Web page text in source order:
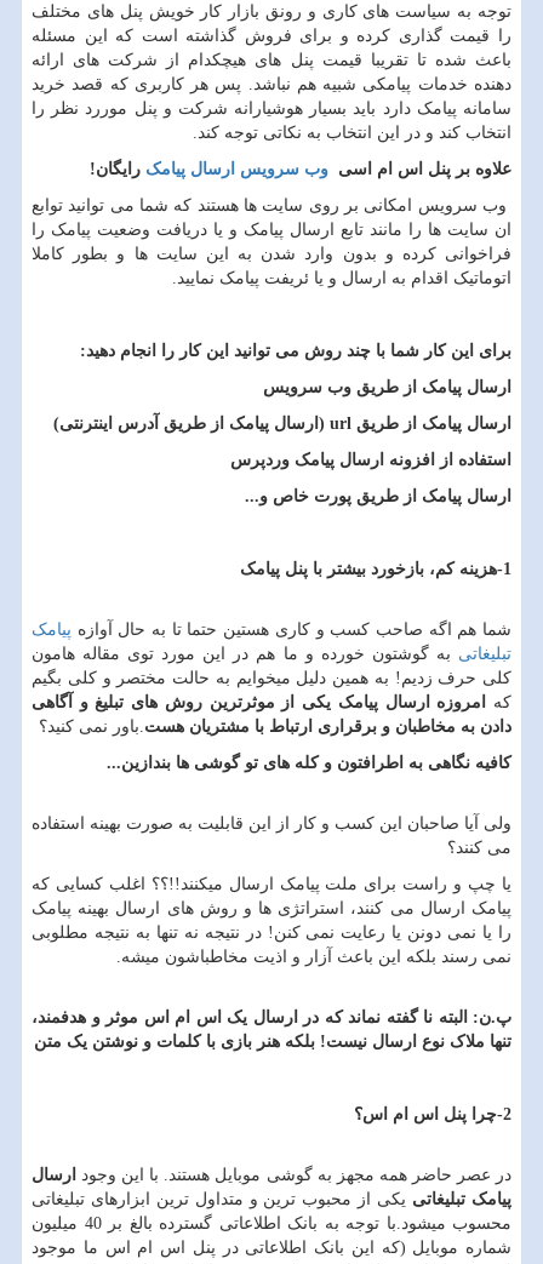
توجه به سیاست های کاری و رونق بازار کار خویش پنل های مختلف
را قیمت گذاری کرده و برای فروش گذاشته است که این مسئله
باعث شده تا تقریبا قیمت پنل های هیچکدام از شرکت های ارائه
دهنده خدمات پیامکی شبیه هم نباشد. پس هر کاربری که قصد خرید
سامانه پیامک دارد باید بسیار هوشیارانه شرکت و پنل موررد نظر را
انتخاب کند و در این انتخاب به نکاتی توجه کند.
علاوه بر پنل اس ام اسی وب سرویس ارسال پیامک رایگان!
وب سرویس امکانی بر روی سایت ها هستند که شما می توانید توابع
ان سایت ها را مانند تابع ارسال پیامک و یا دریافت وضعیت پیامک را
فراخوانی کرده و بدون وارد شدن به این سایت ها و بطور کاملا
اتوماتیک اقدام به ارسال و یا ئریفت پیامک نمایید.
برای این کار شما با چند روش می توانید این کار را انجام دهید:
ارسال پیامک از طریق وب سرویس
ارسال پیامک از طریق url (ارسال پیامک از طریق آدرس اینترنتی)
استفاده از افزونه ارسال پیامک وردپرس
ارسال پیامک از طریق پورت خاص و...
1-هزینه کم ، بازخورد بیشتر با پنل پیامک
شما هم اگه صاحب کسب و کاری هستین حتما تا به حال آوازه پیامک
تبلیغاتی به گوشتون خورده و ما هم در این مورد توی مقاله هامون
کلی حرف زدیم! به همین دلیل میخوایم به حالت مختصر و کلی بگیم
که
امروزه ارسال پیامک یکی از موثرترین روش های تبلیغ و آگاهی
دادن به مخاطبان و برقراری ارتباط با مشتریان هست .باور نمی کنید؟
کافیه نگاهی به اطرافتون و کله های تو گوشی ها بندازین...
ولی آیا صاحبان این کسب و کار از این قابلیت به صورت بهینه استفاده
می کنند؟
یا چپ و راست برای ملت پیامک ارسال میکنند!!؟؟ اغلب کسایی که
پیامک ارسال می کنند، استراتژی ها و روش های ارسال بهینه پیامک
را یا نمی دونن یا رعایت نمی کنن! در نتیجه نه تنها به نتیجه مطلوبی
نمی رسند بلکه این باعث آزار و اذیت مخاطباشون میشه.
پ.ن: البته نا گفته نماند که در ارسال یک اس ام اس موثر و هدفمند،
تنها ملاک نوع ارسال نیست! بلکه هنر بازی با کلمات و نوشتن یک متن
2-چرا پنل اس ام اس؟
در عصر حاضر همه مجهز به گوشی موبایل هستند. با این وجود
ارسال
پیامک تبلیغاتی یکی از محبوب ترین و متداول ترین ابزارهای تبلیغاتی
محسوب میشود.
با توجه به بانک اطلاعاتی گسترده بالغ بر 40 میلیون
شماره موبایل (که این بانک اطلاعاتی در پنل اس ام اس ما موجود